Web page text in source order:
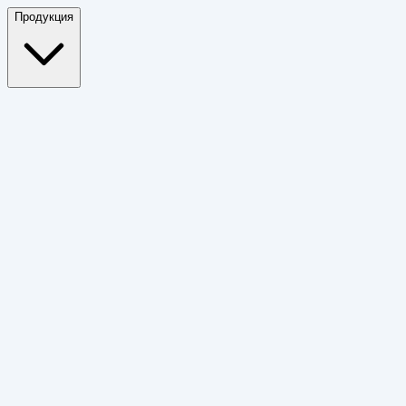
Продукция